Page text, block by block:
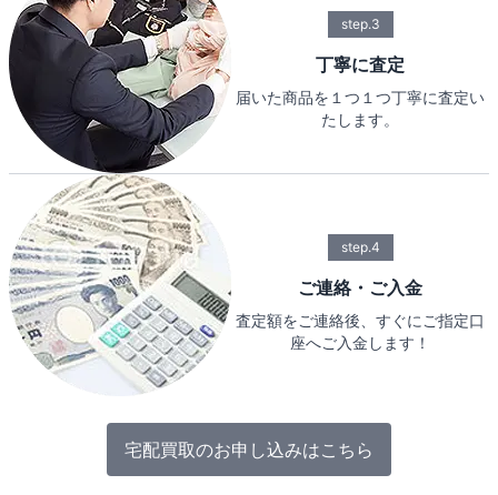
step.3
丁寧に査定
届いた商品を１つ１つ丁寧に査定い
たします。
step.4
ご連絡・ご入金
査定額をご連絡後、すぐにご指定口
座へご入金します！
宅配買取のお申し込みはこちら